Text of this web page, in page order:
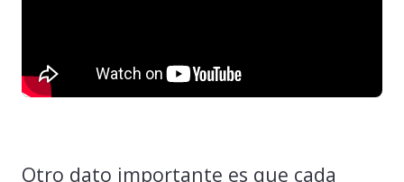
Otro dato importante es que cada